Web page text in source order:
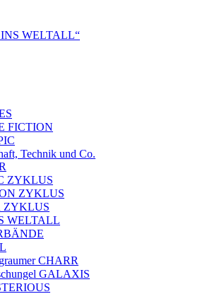
INS WELTALL“
FICTION
Technik und Co.
ZYKLUS
ZYKLUS
WELTALL
CHARR
GALAXIS